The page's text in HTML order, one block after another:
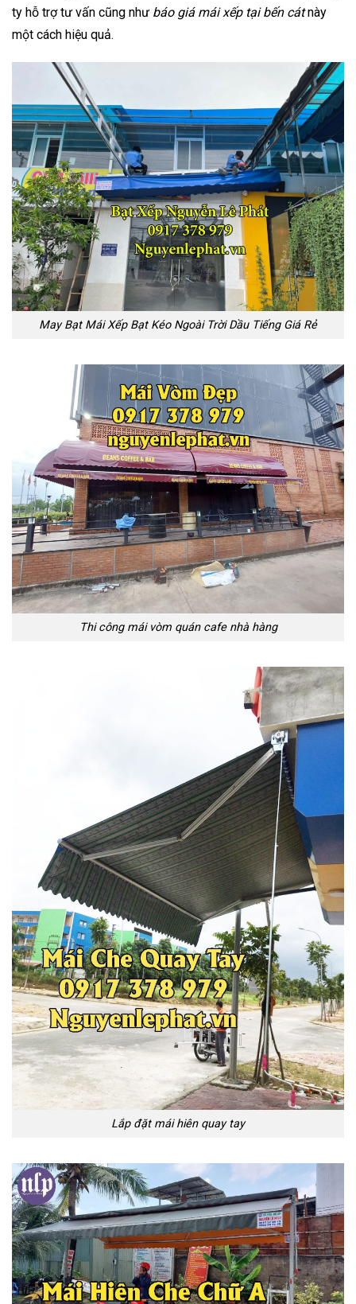
ty hỗ trợ tư vấn cũng như báo giá mái xếp tại bến cátnày
một cách hiệu quả.
May Bạt Mái Xếp Bạt Kéo Ngoài Trời Dầu Tiếng Giá Rẻ
Thi công mái vòm quán cafe nhà hàng
Lắp đặt mái hiên quay tay